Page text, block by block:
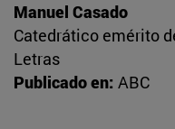
Manuel Casado
Catedrático emérito
Letras
Publicado en: ABC